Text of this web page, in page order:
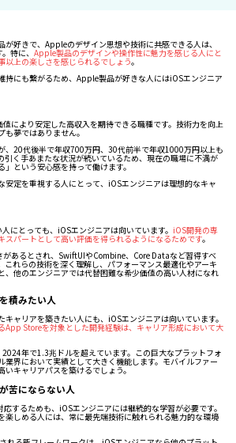
が好きで、Appleのデザイン思想や技術に共感できる人は、
特に、 Apple製品のデザインや操作性に魅力を感じる人にと
以上の楽しさを感じられるでしょう。
持にも繋がるため、Apple製品が好きな人にはiOSエンジニア
により安定した高収入を期待できる職種です。技術力を向上
夢ではありません。
、20代後半で年収700万円、30代前半で年収1000万円以上も
引く手あまたな状況が続いているため、現在の職場に不満が
という安心感を持って働けます。
安定を重視する人にとって、iOSエンジニアは理想的なキャ
にとっても、iOSエンジニアは向いています。 iOS開発の専
スパートとして高い評価を得られるようになるためです。
あるとされ、SwiftUIやCombine、Core Dataなど習得すべ
これらの技術を深く理解し、パフォーマンス最適化やアーキ
、他のエンジニアでは代替困難な希少価値の高い人材になれ
積みたい人
ャリアを築きたい人にも、iOSエンジニアは向いています。
App Storeを対象とした開発経験は、キャリア形成において大
年で1.3兆ドルを超えています。この巨大なプラットフォ
業界において実績として大きく機能します。モバイルファー
キャリアパスを築けるでしょう。
苦にならない人
するためも、iOSエンジニアには継続的な学習が必要です。
楽しめる人には、常に最先端技術に触れられる魅力的な環境